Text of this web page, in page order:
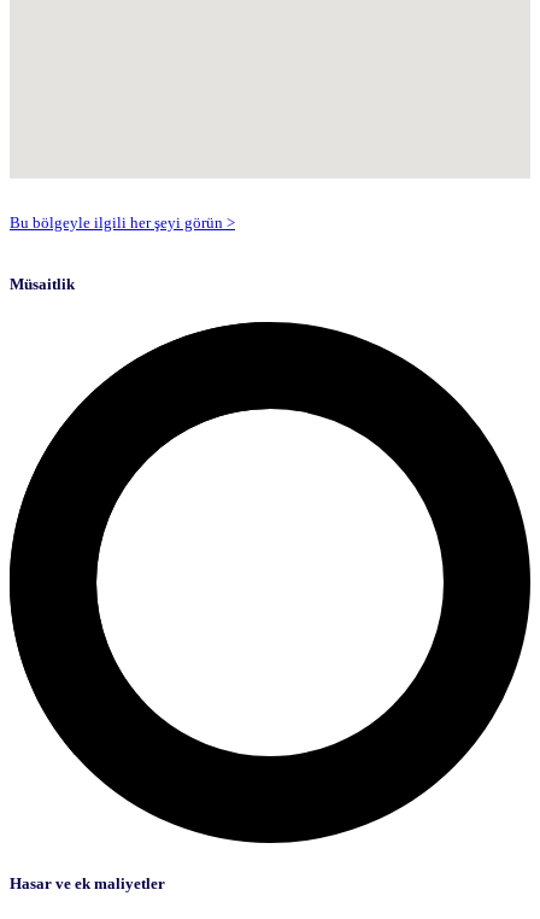
Bu bölgeyle ilgili her şeyi görün >
Müsaitlik
Hasar ve ek maliyetler